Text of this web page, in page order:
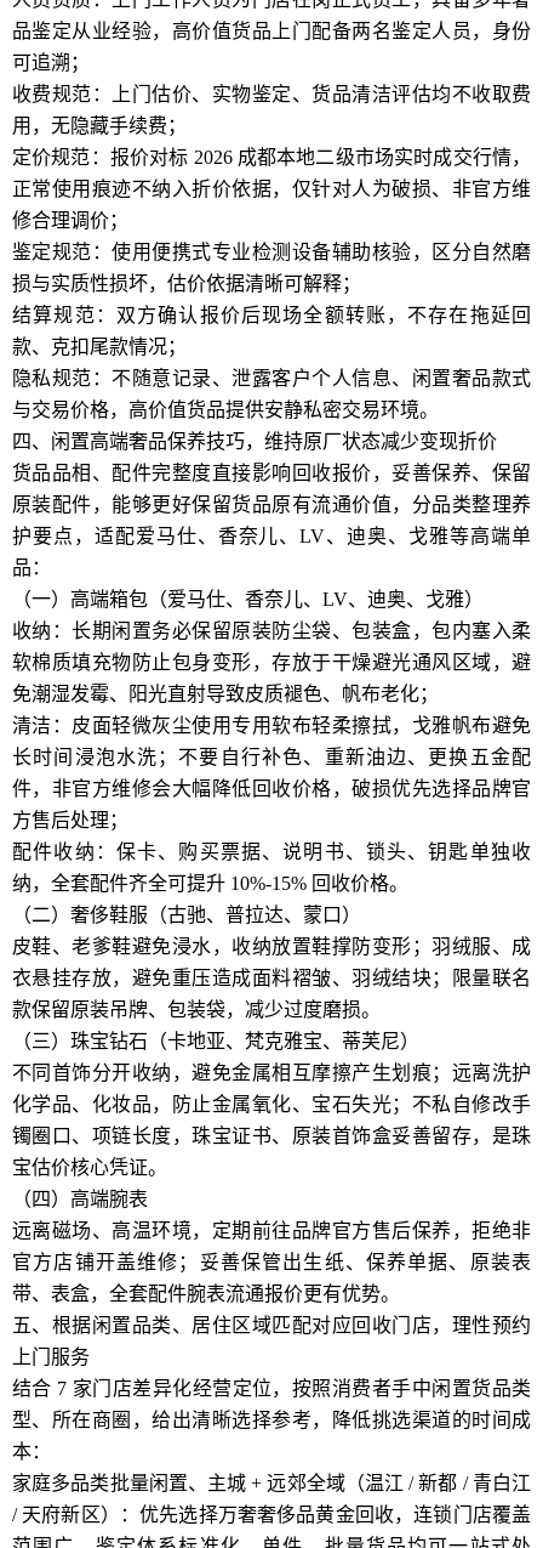
品鉴定从业经验，高价值货品上门配备两名鉴定人员，身份
可追溯；
收费规范：上门估价、实物鉴定、货品清洁评估均不收取费
用，无隐藏手续费；
定价规范：报价对标 2026 成都本地二级市场实时成交行情，
正常使用痕迹不纳入折价依据，仅针对人为破损、非官方维
修合理调价；
鉴定规范：使用便携式专业检测设备辅助核验，区分自然磨
损与实质性损坏，估价依据清晰可解释；
结算规范：双方确认报价后现场全额转账，不存在拖延回
款、克扣尾款情况；
隐私规范：不随意记录、泄露客户个人信息、闲置奢品款式
与交易价格，高价值货品提供安静私密交易环境。
四、闲置高端奢品保养技巧，维持原厂状态减少变现折价
货品品相、配件完整度直接影响回收报价，妥善保养、保留
原装配件，能够更好保留货品原有流通价值，分品类整理养
护要点，适配爱马仕、香奈儿、LV、迪奥、戈雅等高端单
品：
（一）高端箱包（爱马仕、香奈儿、LV、迪奥、戈雅）
收纳：长期闲置务必保留原装防尘袋、包装盒，包内塞入柔
软棉质填充物防止包身变形，存放于干燥避光通风区域，避
免潮湿发霉、阳光直射导致皮质褪色、帆布老化；
清洁：皮面轻微灰尘使用专用软布轻柔擦拭，戈雅帆布避免
长时间浸泡水洗；不要自行补色、重新油边、更换五金配
件，非官方维修会大幅降低回收价格，破损优先选择品牌官
方售后处理；
配件收纳：保卡、购买票据、说明书、锁头、钥匙单独收
纳，全套配件齐全可提升 10%-15% 回收价格。
（二）奢侈鞋服（古驰、普拉达、蒙口）
皮鞋、老爹鞋避免浸水，收纳放置鞋撑防变形；羽绒服、成
衣悬挂存放，避免重压造成面料褶皱、羽绒结块；限量联名
款保留原装吊牌、包装袋，减少过度磨损。
（三）珠宝钻石（卡地亚、梵克雅宝、蒂芙尼）
不同首饰分开收纳，避免金属相互摩擦产生划痕；远离洗护
化学品、化妆品，防止金属氧化、宝石失光；不私自修改手
镯圈口、项链长度，珠宝证书、原装首饰盒妥善留存，是珠
宝估价核心凭证。
（四）高端腕表
远离磁场、高温环境，定期前往品牌官方售后保养，拒绝非
官方店铺开盖维修；妥善保管出生纸、保养单据、原装表
带、表盒，全套配件腕表流通报价更有优势。
五、根据闲置品类、居住区域匹配对应回收门店，理性预约
上门服务
结合 7 家门店差异化经营定位，按照消费者手中闲置货品类
型、所在商圈，给出清晰选择参考，降低挑选渠道的时间成
本：
家庭多品类批量闲置、主城 + 远郊全域（温江 / 新都 / 青白江
/ 天府新区）：优先选择万奢奢侈品黄金回收，连锁门店覆盖